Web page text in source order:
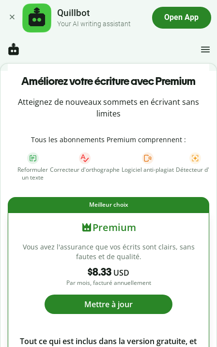
Quillbot
Your AI writing assistant
Open App
Améliorez votre écriture avec Premium
Atteignez de nouveaux sommets en écrivant sans
limites
Tous les abonnements Premium comprennent :
Reformuler
un texte
Correcteur d'orthographe Logiciel anti-plagiat Détecteur d'IA
Meilleur choix
Premium
Vous avez l'assurance que vos écrits sont clairs, sans
fautes et de qualité.
$8.33 USD
Par mois, facturé annuellement
Mettre à jour
Tout ce qui est inclus dans la version gratuite, et